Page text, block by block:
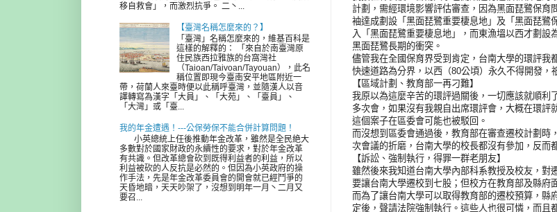
計劃，需經環境影響評估審查，因為黑面琵鷺保
袖達成劃設「黑面琵鷺重要棲息地」及「黑面琵鷺
入「黑面琵鷺重要棲息地」，而東漁塭以西才劃
黑面琵鷺長期的衝突。
儘管我在全國保育界受到肯定，台南大學的環評
快速道路為分界，以西（80公頃）永久不得開發，
【區域計劃、教育部一再刁難】
我原以為這麼辛苦的環評過關後，一切應該就順
多次會，如果沒有我親自出席環評會，大概在環評
這個案子在區委會可能也被駁回。
而沒想到區委會通過後，教育部在審查遷校計劃
次會議的折磨，台南大學的校長都沒有參加，反而
【訴訟、強制執行，得罪一群老朋友】
雖然後來我知道台南大學內部科系教授及校友，
要讓台南大學遷校到七股；但校方在教育部及縣府
而為了讓台南大學可以取得教育部的遷校預算，
定後，聲請法院強制執行。這些人也很可憐，而且
移自救會」，而激烈抗爭。 二丶...
【臺灣名稱怎麼來的？】
「臺灣」名稱怎麼來的，維基百科是
這樣的解釋的： 「來自於南臺灣原
住民族西拉雅族的台窩灣社
（Taioan/Taivoan/Tayouan），此名
稱位置即現今臺南安平地區附近一
帶，荷蘭人來臺時便以此稱呼臺灣，並隨漢人以音
譯轉寫為漢字「大員」、「大苑」、「臺員」、
「大灣」或「臺...
我的年金遭遇！---公保勞保不能合併計算問題！
小英總統上任後推動年金改革，雖然是全民絶大
多數對於國家財政的永續性的要求，對於年金改革
有共識。但改革總會砍到既得利益者的利益，所以
利益被砍的人反抗是必然的。但因為小英政府的操
作手法，先是年金改革委員會的開會就已經鬥爭的
天昏地暗，天天吵架了，沒想到明年一月丶二月又
要召...